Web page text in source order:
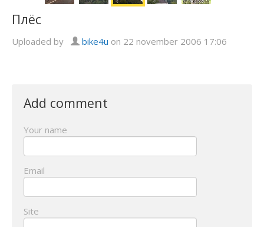
Плёс
Uploaded by bike4u on 22 november 2006 17:06
Add comment
Your name
Email
Site